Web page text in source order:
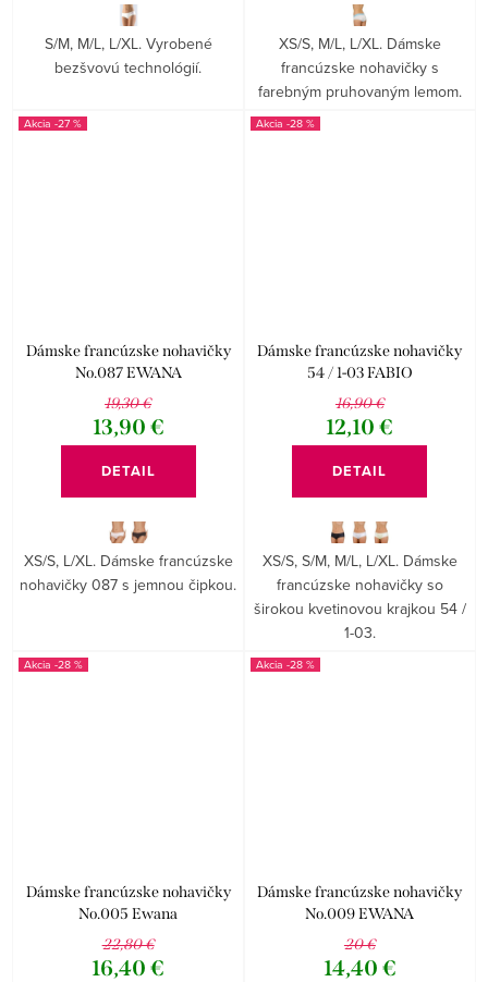
S/M, M/L, L/XL. Vyrobené
bezšvovú technológií.
XS/S, M/L, L/XL. Dámske
francúzske nohavičky s
farebným pruhovaným lemom.
-27 %
Dámske francúzske nohavičky
No.087 EWANA
19,30 €
13,90 €
DETAIL
XS/S, L/XL. Dámske francúzske
nohavičky 087 s jemnou čipkou.
-28 %
Dámske francúzske nohavičky
54 / 1-03 FABIO
16,90 €
12,10 €
DETAIL
XS/S, S/M, M/L, L/XL. Dámske
francúzske nohavičky so
širokou kvetinovou krajkou 54 /
1-03.
-28 %
Dámske francúzske nohavičky
No.005 Ewana
22,80 €
16,40 €
-28 %
Dámske francúzske nohavičky
No.009 EWANA
20 €
14,40 €